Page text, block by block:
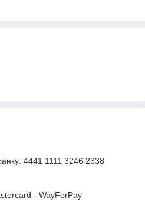
4441 1111 3246 2338
- WayForPay